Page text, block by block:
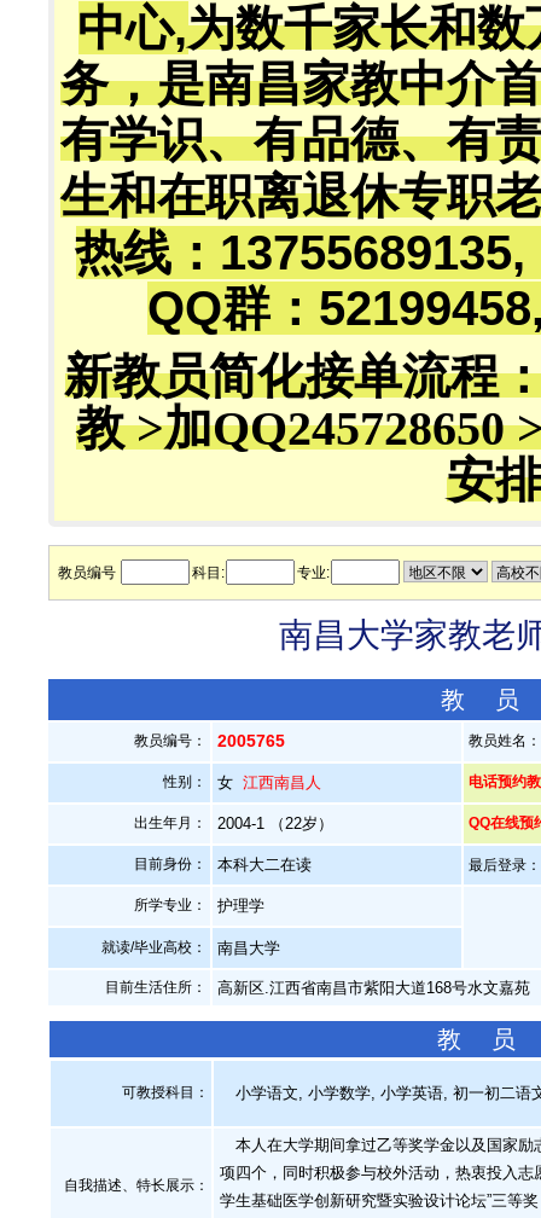
中心,为数千家长和
务，是南昌家教中介
有学识、有品德、有
生和在职离退休专职
热线：
QQ群：
新教员简化接单流程
教 >加QQ245728650
安
教员编号 科目: 专业:
南昌大学家教老
教
教员编号： 2005765 教员姓名
性别： 女江西南昌人 电话预约
出生年月： 2004-1 （22岁） QQ在线预
目前身份： 本科大二在读 最后登录
所学专业： 护理学
就读/毕业高校： 南昌大学
目前生活住所： 高新区.江西省南昌市紫阳大道168号水文嘉苑
教 员
可教授科目： 小学语文, 小学数学, 小学英语, 初一初二语
自我描述、特长展示 ：
本人在大学期间拿过乙等奖学金以及国家励
项四个，同时积极参与校外活动，热衷投入
学生基础医学创新研究暨实验设计论坛”三等